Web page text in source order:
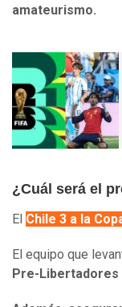
amateurismo.
¿Cuál será el
El Chile 3 a la
El equipo que
Pre-Libertadores